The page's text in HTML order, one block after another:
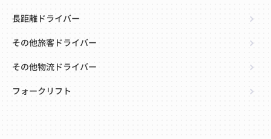
長距離ドライバー
その他旅客ドライバー
その他物流ドライバー
フォークリフト